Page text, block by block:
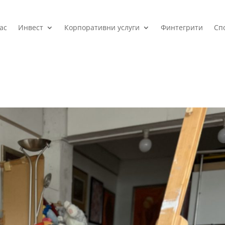
Инвест Корпоративни услуги Финтегрити